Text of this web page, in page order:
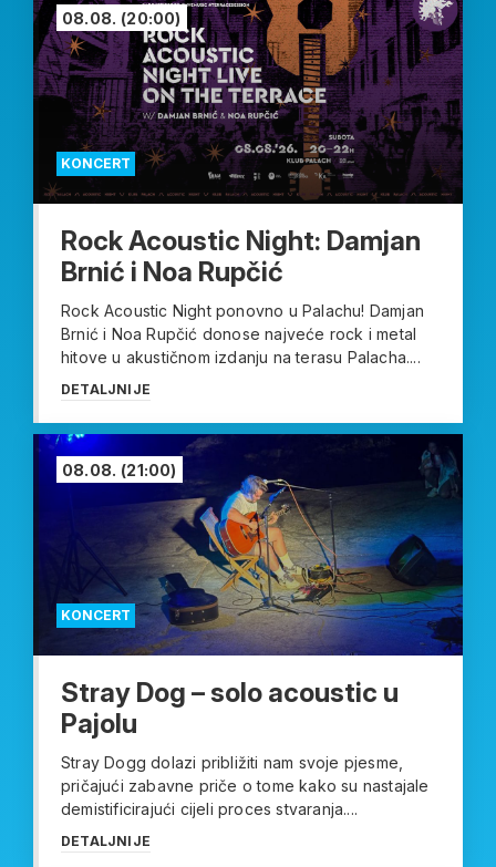
KONCERT
08.08. (20:00)
Rock Acoustic Night: Damjan
Brnić i Noa Rupčić
Rock Acoustic Night ponovno u Palachu! Damjan
Brnić i Noa Rupčić donose najveće rock i metal
hitove u akustičnom izdanju na terasu Palacha....
DETALJNIJE
KONCERT
08.08. (21:00)
Stray Dog – solo acoustic u
Pajolu
Stray Dogg dolazi približiti nam svoje pjesme,
pričajući zabavne priče o tome kako su nastajale
demistificirajući cijeli proces stvaranja....
DETALJNIJE